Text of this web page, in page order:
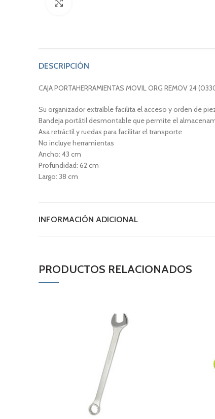
DESCRIPCIÓN
CAJA PORTAHERRAMIENTAS MOVIL ORG REMOV 24
Su organizador extraíble facilita el acceso y orden de
Bandeja portátil desmontable que permite el
Asa retráctil y ruedas para facilitar el transporte
No incluye herramientas
Ancho: 43 cm
Profundidad: 62 cm
Largo: 38 cm
INFORMACIÓN ADICIONAL
PRODUCTOS RELACIONADOS